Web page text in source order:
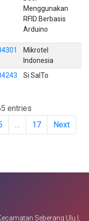
Menggunakan
RFID Berbasis
Arduino
Mikrotel
Indonesia
Si SalTo
entries
… 17 Next
Seberang Ulu I,